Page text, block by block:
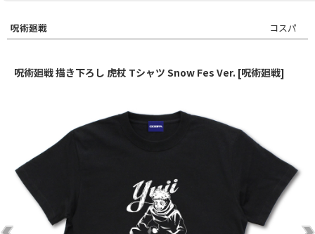
呪術廻戦 コスパ
呪術廻戦 描き下ろし 虎杖 Tシャツ Snow Fes Ver. [呪術廻戦]